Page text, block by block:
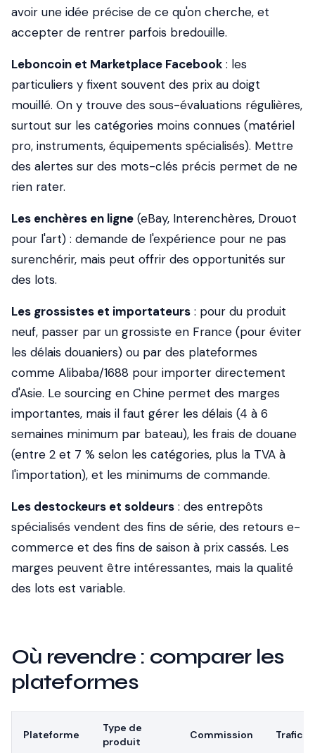
avoir une idée précise de ce qu'on cherche, et
accepter de rentrer parfois bredouille.
Leboncoin et Marketplace Facebook : les
particuliers y fixent souvent des prix au doigt
mouillé. On y trouve des sous-évaluations régulières,
surtout sur les catégories moins connues (matériel
pro, instruments, équipements spécialisés). Mettre
des alertes sur des mots-clés précis permet de ne
rien rater.
Les enchères en ligne (eBay, Interenchères, Drouot
pour l'art) : demande de l'expérience pour ne pas
surenchérir, mais peut offrir des opportunités sur
des lots.
Les grossistes et importateurs : pour du produit
neuf, passer par un grossiste en France (pour éviter
les délais douaniers) ou par des plateformes
comme Alibaba/1688 pour importer directement
d'Asie. Le sourcing en Chine permet des marges
importantes, mais il faut gérer les délais (4 à 6
semaines minimum par bateau), les frais de douane
(entre 2 et 7 % selon les catégories, plus la TVA à
l'importation), et les minimums de commande.
Les destockeurs et soldeurs : des entrepôts
spécialisés vendent des fins de série, des retours e-
commerce et des fins de saison à prix cassés. Les
marges peuvent être intéressantes, mais la qualité
des lots est variable.
Où revendre : comparer les
plateformes
Plateforme
Type de
produit
Commission Trafic